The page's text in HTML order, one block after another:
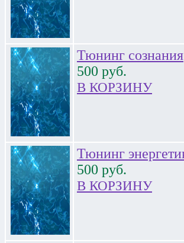
Тюнинг сознания
500 руб.
В КОРЗИНУ
Тюнинг
500 руб.
В КОРЗИНУ